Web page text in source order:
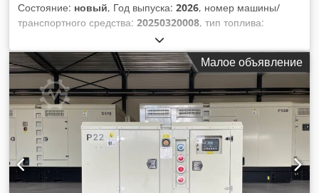
Состояние: новый, Год выпуска: 2026, номер машины/
транспортного средства: 20250320008, тип топлива:
, производитель двигателей:
Назначение: строительство Собственный вес: 803 кг
Мощность генератора: 28 кВА Размеры грузового отсека:
211 x 85 x 125 см Сертификация CE: да Объем водяного
бака: 55 л Страна производства: CN Свяжитесь с командой
DPX для получения дополнительной информации. = Другие
опции и аксессуары = - Аккумулятор - Панель управления -
Стальная крыша - Цистерна Dcodpfx Aeyzwn Iemysk
Малое объявление